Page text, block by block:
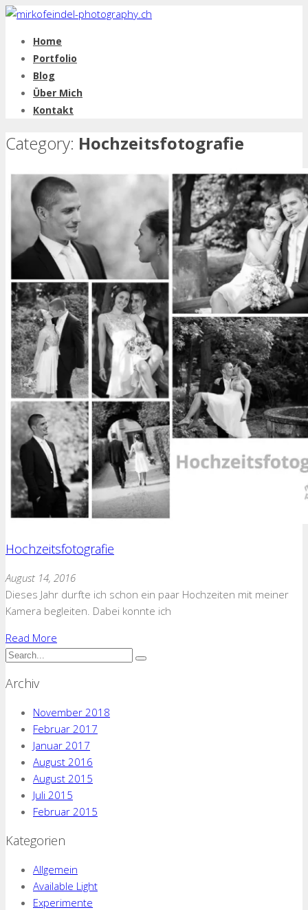
Home
Portfolio
Blog
Über Mich
Kontakt
Category: Hochzeitsfotografie
Hochzeitsfotografie
August 14, 2016
Dieses Jahr durfte ich schon ein paar Hochzeiten mit meiner
Kamera begleiten. Dabei konnte ich
Read More
Archiv
November 2018
Februar 2017
Januar 2017
August 2016
August 2015
Juli 2015
Februar 2015
Kategorien
Allgemein
Available Light
Experimente